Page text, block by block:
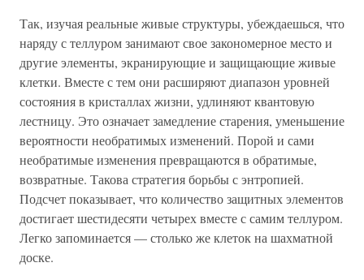
Так, изучая реальные живые структуры, убеждаешься, что
наряду с теллуром занимают свое закономерное место и
другие элементы, экранирующие и защищающие живые
клетки. Вместе с тем они расширяют диапазон уровней
состояния в кристаллах жизни, удлиняют квантовую
лестницу. Это означает замедление старения, уменьшение
вероятности необратимых изменений. Порой и сами
необратимые изменения превращаются в обратимые,
возвратные. Такова стратегия борьбы с энтропией.
Подсчет показывает, что количество защитных элементов
достигает шестидесяти четырех вместе с самим теллуром.
Легко запоминается — столько же клеток на шахматной
доске.